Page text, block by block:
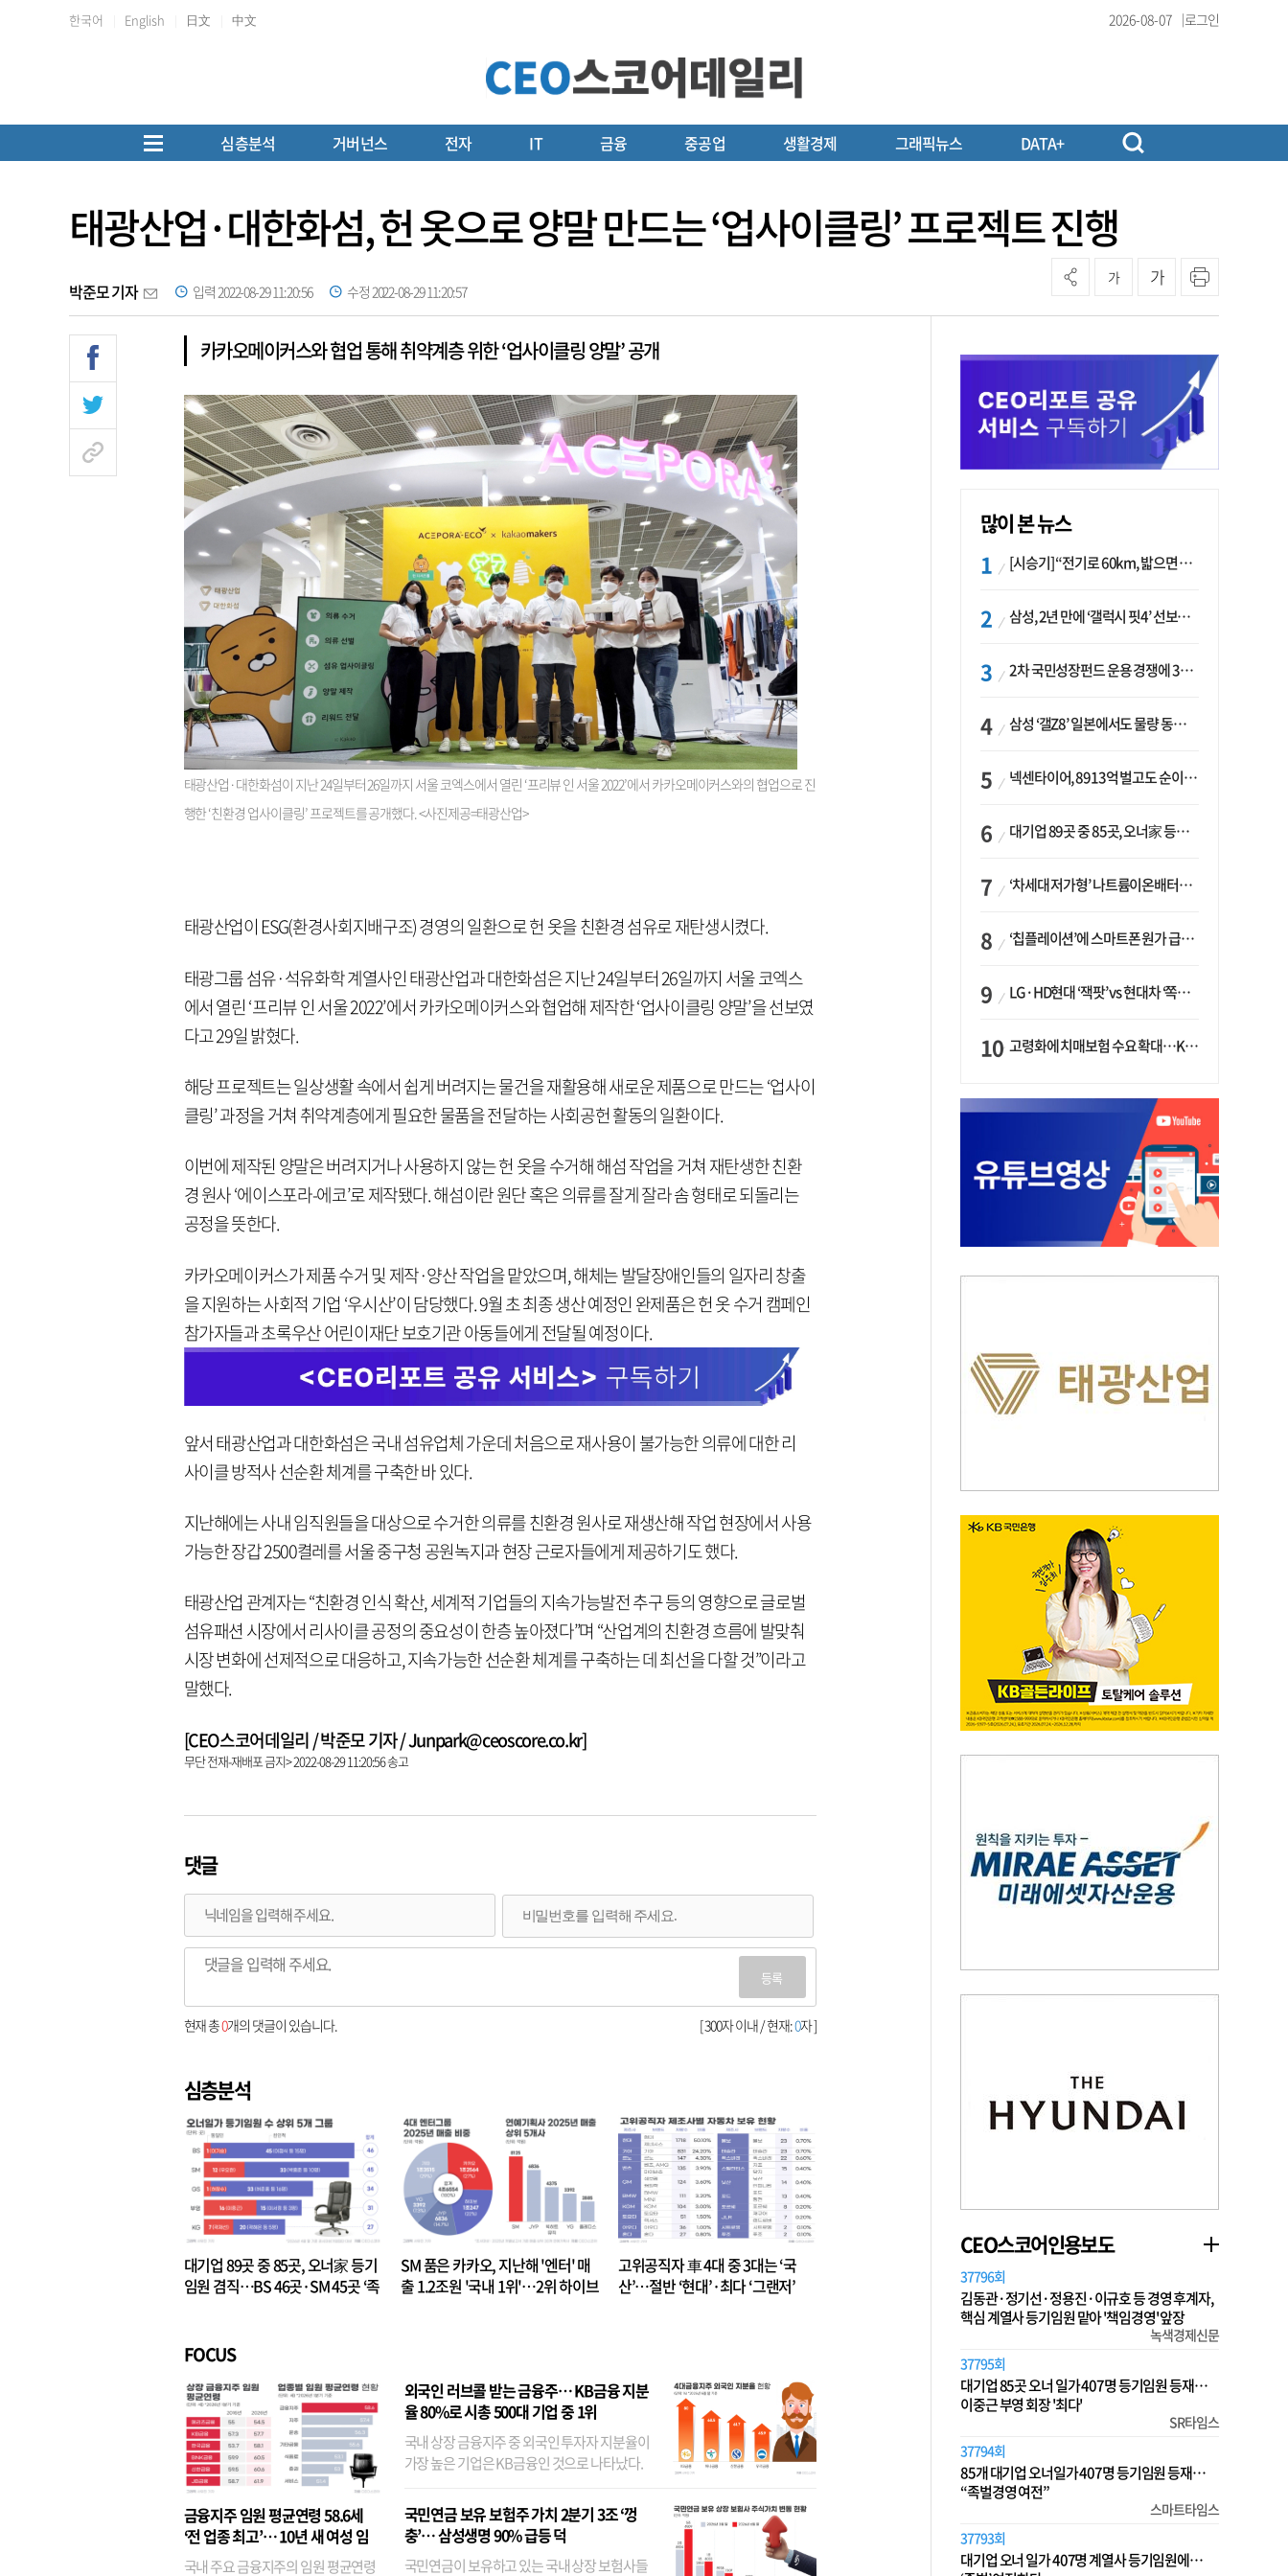
한국어 English 日文 中文 2026-08-07 로그인
심층분석 거버넌스 전자 IT 금융 중공업 생활경제 그래픽뉴스 DATA+
태광산업·대한화섬, 헌 옷으로 양말 만드는 ‘업사이클링’ 프로젝트 진행
박준모 기자 입력 2022-08-29 11:20:56 수정 2022-08-29 11:20:57
가 가
카카오메이커스와 협업 통해 취약계층 위한 ‘업사이클링 양말’ 공개
태광산업·대한화섬이 지난 24일부터 26일까지 서울 코엑스에서 열린 ‘프리뷰 인 서울 2022’에서 카카오메이커스와의 협업으로 진
행한 ‘친환경 업사이클링’ 프로젝트를 공개했다. <사진제공=태광산업>
태광산업이 ESG(환경사회지배구조) 경영의 일환으로 헌 옷을 친환경 섬유로 재탄생시켰다.
태광그룹 섬유·석유화학 계열사인 태광산업과 대한화섬은 지난 24일부터 26일까지 서울 코엑스
에서 열린 ‘프리뷰 인 서울 2022’에서 카카오메이커스와 협업해 제작한 ‘업사이클링 양말’을 선보였
다고 29일 밝혔다.
해당 프로젝트는 일상생활 속에서 쉽게 버려지는 물건을 재활용해 새로운 제품으로 만드는 ‘업사이
클링’ 과정을 거쳐 취약계층에게 필요한 물품을 전달하는 사회공헌 활동의 일환이다.
이번에 제작된 양말은 버려지거나 사용하지 않는 헌 옷을 수거해 해섬 작업을 거쳐 재탄생한 친환
경 원사 ‘에이스포라-에코’로 제작됐다. 해섬이란 원단 혹은 의류를 잘게 잘라 솜 형태로 되돌리는
공정을 뜻한다.
카카오메이커스가 제품 수거 및 제작·양산 작업을 맡았으며, 해체는 발달장애인들의 일자리 창출
을 지원하는 사회적 기업 ‘우시산’이 담당했다. 9월 초 최종 생산 예정인 완제품은 헌 옷 수거 캠페인
참가자들과 초록우산 어린이재단 보호기관 아동들에게 전달될 예정이다.
앞서 태광산업과 대한화섬은 국내 섬유업체 가운데 처음으로 재사용이 불가능한 의류에 대한 리
사이클 방적사 선순환 체계를 구축한 바 있다.
지난해에는 사내 임직원들을 대상으로 수거한 의류를 친환경 원사로 재생산해 작업 현장에서 사용
가능한 장갑 2500켤레를 서울 중구청 공원녹지과 현장 근로자들에게 제공하기도 했다.
태광산업 관계자는 “친환경 인식 확산, 세계적 기업들의 지속가능발전 추구 등의 영향으로 글로벌
섬유패션 시장에서 리사이클 공정의 중요성이 한층 높아졌다”며 “산업계의 친환경 흐름에 발맞춰
시장 변화에 선제적으로 대응하고, 지속가능한 선순환 체계를 구축하는 데 최선을 다할 것”이라고
말했다.
[CEO스코어데일리 / 박준모 기자 / Junpark@ceoscore.co.kr]
무단 전재-재배포 금지> 2022-08-29 11:20:56 송고
댓글
등록
[ 300자 이내 / 현재:0자 ]
현재 총0개의 댓글이 있습니다.
심층분석
대기업 89곳 중 85곳, 오너家 등기
임원 겸직…BS 46곳·SM 45곳 ‘족
SM 품은 카카오, 지난해 '엔터' 매
출 1.2조원 '국내 1위'…2위 하이브
고위공직자 車 4대 중 3대는 ‘국
산’…절반 ‘현대’·최다 ‘그랜저’
FOCUS
금융지주 임원 평균연령 58.6세
‘전 업종 최고’… 10년 새 여성 임
원은 14배 껑충
국내 주요 금융지주의 임원 평균연령
외국인 러브콜 받는 금융주… KB금융 지분
율 80%로 시총 500대 기업 중 1위
국내 상장 금융지주 중 외국인 투자자 지분율이
가장 높은 기업은 KB금융인 것으로 나타났다.
융이었다. 특히 KB금융은 지난달 말 기준 해외
기관투자자 지분율이...
국민연금 보유 보험주 가치 2분기 3조 ‘껑
충’… 삼성생명 90% 급등 덕
국민연금이 보유하고 있는 국내 상장 보험사들
많이 본 뉴스
[시승기] “전기로 60km, 밟으면 462마력”…볼보 XC60 T8의 두 얼굴
삼성, 2년 만에 ‘갤럭시 핏4’ 선보이나…웨어러블 생태계 확장 ‘시동’
2차 국민성장펀드 운용 경쟁에 33개사 몰렸다…신한·하나 등 새 얼굴 대거 합류
삼성 ‘갤Z8’ 일본에서도 물량 동났다…애플 참전 앞두고 선두 수성 ‘시험대’
넥센타이어, 8913억 벌고도 순이익 2억…유럽 세부담에 이익 증발
대기업 89곳 중 85곳, 오너家 등기임원 겸직…BS 46곳·SM 45곳 ‘족벌경영’ 고착화
‘차세대 저가형’ 나트륨이온배터리 시대 오나…LG화학·에코프로, 상용화 속도낸다
‘칩플레이션’에 스마트폰 원가 급등…삼성전자, ‘엑시노스’ 채택 확대하나
LG·HD현대 ‘잭팟’ vs 현대차 ‘쪽박’…글로벌 사모펀드, 韓 대기업 투자 ‘희비’
고령화에 치매보험 수요 확대…KB손보·삼성화재가 ‘시장 주도’
CEO스코어인용보도
37796회
김동관·정기선·정용진·이규호 등 경영 후계자,
핵심 계열사 등기임원 맡아 '책임경영' 앞장
녹색경제신문
37795회
대기업 85곳 오너 일가 407명 등기임원 등재…
이중근 부영 회장 '최다'
SR타임스
37794회
85개 대기업 오너일가 407명 등기임원 등재…
“족벌경영 여전”
스마트타임스
37793회
대기업 오너 일가 407명 계열사 등기임원에…